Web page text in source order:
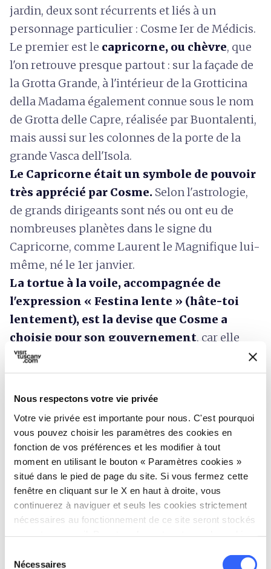
Nous respectons votre vie privée
Votre vie privée est importante pour nous. C'est pourquoi
vous pouvez choisir les paramètres des cookies en
fonction de vos préférences et les modifier à tout
moment en utilisant le bouton « Paramètres cookies »
situé dans le pied de page du site. Si vous fermez cette
fenêtre en cliquant sur le X en haut à droite, vous
continuerez à naviguer et seuls les cookies strictement
nécessaires au fonctionnement de ce site seront stockés
Nécessaires
jardin, deux sont récurrents et liés à un
personnage particulier : Cosme Ier de Médicis.
Le premier est le capricorne, ou chèvre, que
l'on retrouve presque partout : sur la façade de
la Grotta Grande, à l'intérieur de la Grotticina
della Madama également connue sous le nom
de Grotta delle Capre, réalisée par Buontalenti,
mais aussi sur les colonnes de la porte de la
grande Vasca dell'Isola.
Le Capricorne était un symbole de pouvoir
très apprécié par Cosme. Selon l'astrologie,
de grands dirigeants sont nés ou ont eu de
nombreuses planètes dans le signe du
Capricorne, comme Laurent le Magnifique lui-
même, né le 1er janvier.
La tortue à la voile, accompagnée de
l'expression « Festina lente » (hâte-toi
lentement), est la devise que Cosme a
choisie pour son gouvernement, car elle
indique la prudence qui doit toujours
accompagner l'action pour réussir. La tortue
est présente
également sur la façade de la
Bacchino, où l'ami de Cosme, Morgante, le nain
de la cour, est représenté en Bacchus
chevauchant la tortue.
4. L'obélisque égyptien